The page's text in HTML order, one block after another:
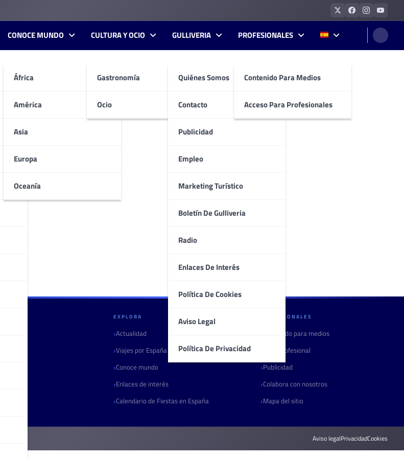
CONOCE MUNDO
África
América
Asia
Europa
Oceanía
CULTURA Y OCIO
Gastronomía
Ocio
GULLIVERIA
Quiénes Somos
Contacto
Publicidad
Empleo
Marketing Turístico
Boletín De Gulliveria
Radio
Enlaces De Interés
Política De Cookies
Aviso Legal
Política De Privacidad
PROFESIONALES
Contenido Para Medios
Acceso Para Profesionales
EXPLORA
Actualidad
Viajes por España
Conoce mundo
Enlaces de interés
Calendario de Fiestas en España
PROFESIONALES
Contenido para medios
Área profesional
Publicidad
Colabora con nosotros
Mapa del sitio
Aviso legalPrivacidadCookies